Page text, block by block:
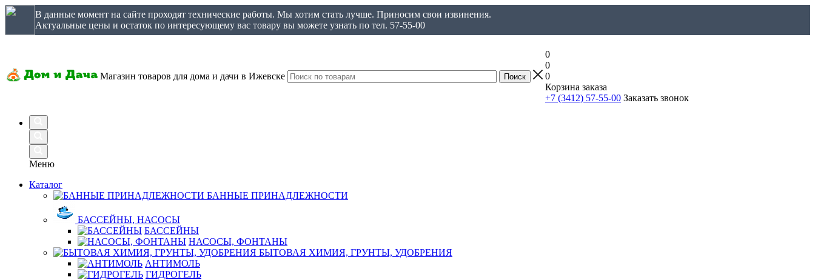
В данные момент на сайте проходят технические работы. Мы хотим стать лучше. Приносим свои извинения.
Актуальные цены и остаток по интересующему вас товару вы можете узнать по тел. 57-55-00
Магазин товаров для дома и дачи в Ижевске
0
0
0
Корзина заказа
+7 (3412) 57-55-00 Заказать звонок
Меню
Каталог
БАННЫЕ ПРИНАДЛЕЖНОСТИ
БАССЕЙНЫ, НАСОСЫ
БАССЕЙНЫ
НАСОСЫ, ФОНТАНЫ
БЫТОВАЯ ХИМИЯ, ГРУНТЫ, УДОБРЕНИЯ
АНТИМОЛЬ
ГИДРОГЕЛЬ